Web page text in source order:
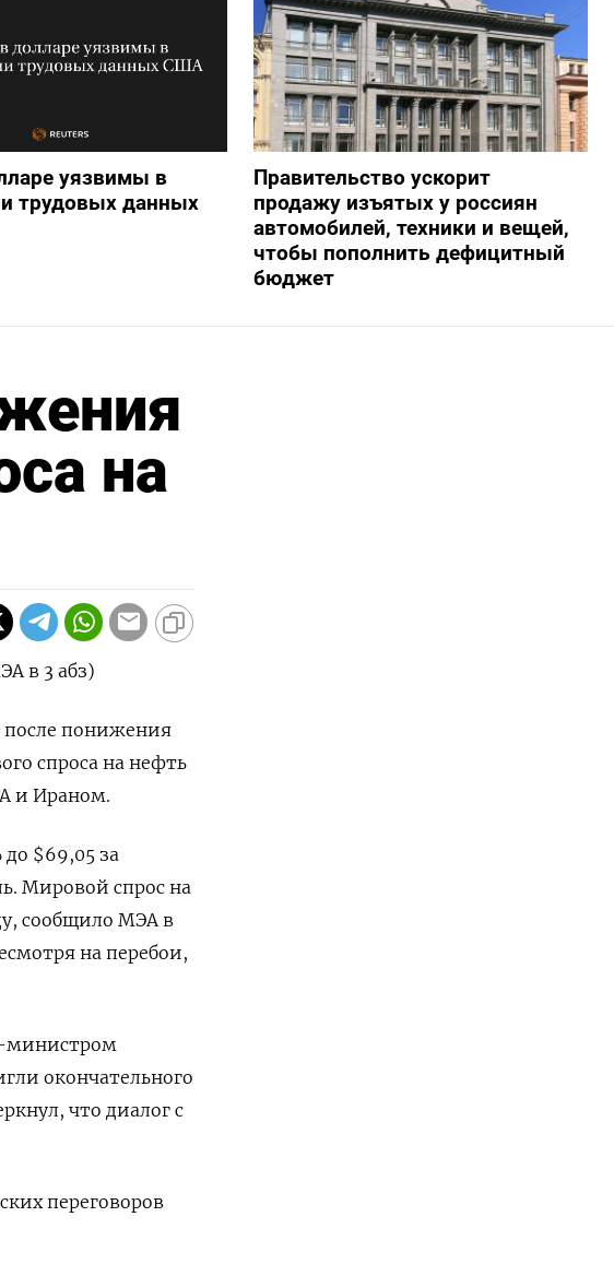
уязвимы в
трудовых данных
Правительство ускорит
продажу изъятых у россиян
автомобилей, техники и вещей,
чтобы пополнить дефицитный
бюджет
на
в 3 абз)
после понижения
спроса на нефть
и Ираном.
$69,‌05 за
Мировой спрос на
сообщило МЭА в
на перебои,
министром
окончательного
​что диалог с
переговоров